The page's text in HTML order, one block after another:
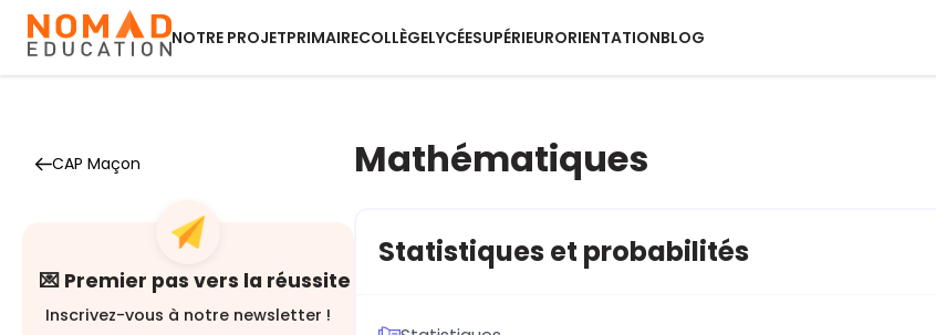
NOTRE PROJETPRIMAIRECOLLÈGELYCÉESUPÉRIEURORIENTATIONBLOG
CAP Maçon
💌 Premier pas vers la réussite
Inscrivez-vous à notre newsletter !
Mathématiques
Statistiques et probabilités